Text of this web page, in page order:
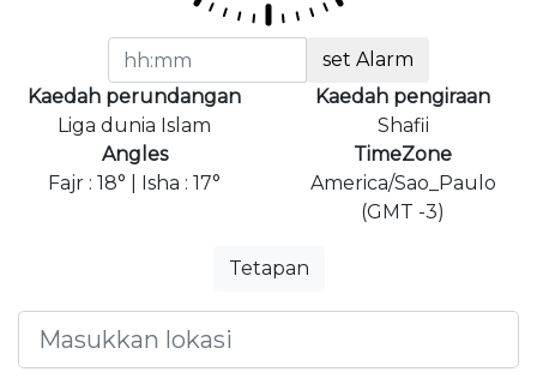
set Alarm
Kaedah perundangan
Liga dunia Islam
Kaedah pengiraan
Shafii
Angles
Fajr : 18° | Isha : 17°
TimeZone
America/Sao_Paulo
(GMT -3)
Tetapan